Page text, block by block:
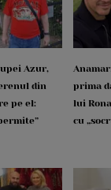
Azur,
din
pe el:
prima
lui
cu